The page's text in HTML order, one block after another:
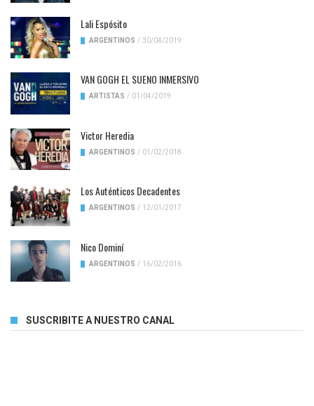
Lali Espósito
ARGENTINOS / 30/04/2019
VAN GOGH EL SUENO INMERSIVO
ARTISTAS / 01/04/2019
Victor Heredia
ARGENTINOS / 01/02/2018
Los Auténticos Decadentes
ARGENTINOS / 12/01/2017
Nico Dominí
ARGENTINOS / 16/02/2016
SUSCRIBITE A NUESTRO CANAL